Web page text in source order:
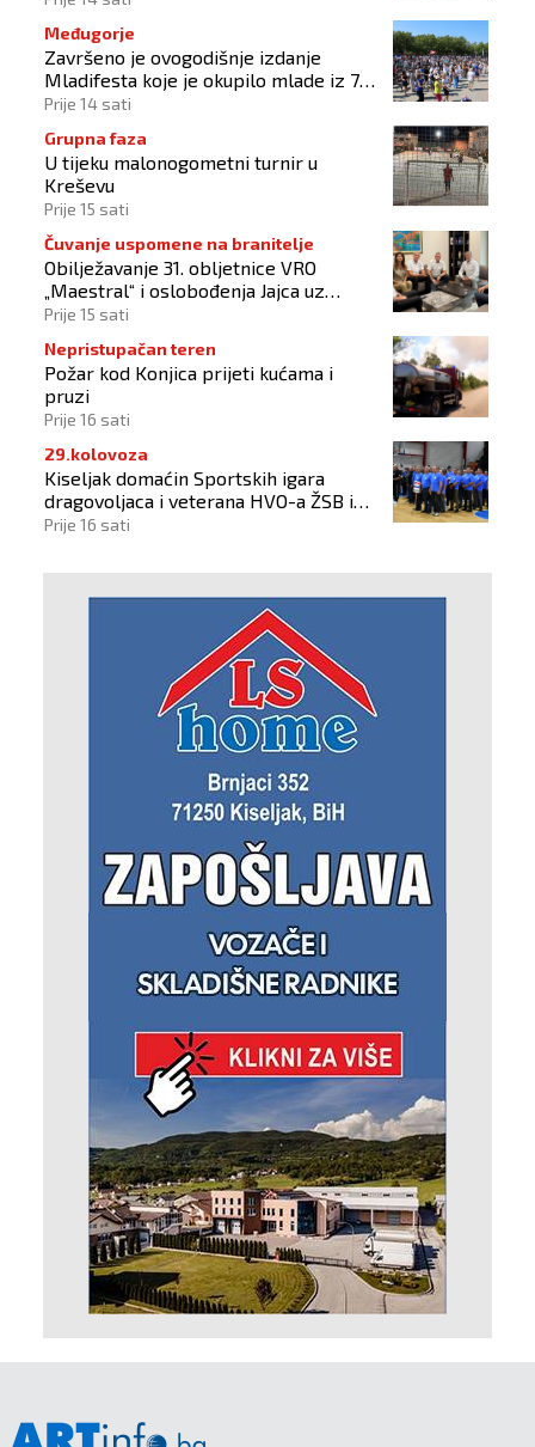
Međugorje
Završeno je ovogodišnje izdanje
Mladifesta koje je okupilo mlade iz 73
zemlje svijeta
Prije 14 sati
Grupna faza
U tijeku malonogometni turnir u
Kreševu
Prije 15 sati
Čuvanje uspomene na branitelje
Obilježavanje 31. obljetnice VRO
„Maestral“ i oslobođenja Jajca uz
pokroviteljstvo HNS-a BiH
Prije 15 sati
Nepristupačan teren
Požar kod Konjica prijeti kućama i
pruzi
Prije 16 sati
29.kolovoza
Kiseljak domaćin Sportskih igara
dragovoljaca i veterana HVO-a ŽSB i
Dana branitelja
Prije 16 sati